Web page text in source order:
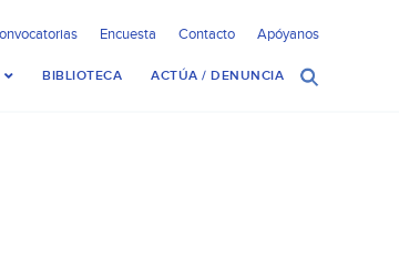
Encuesta Contacto Apóyanos
BIBLIOTECA ACTÚA / DENUNCIA